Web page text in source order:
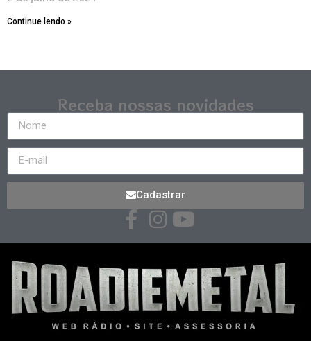
Continue lendo »
Receba nossas novidades
Cadastrar